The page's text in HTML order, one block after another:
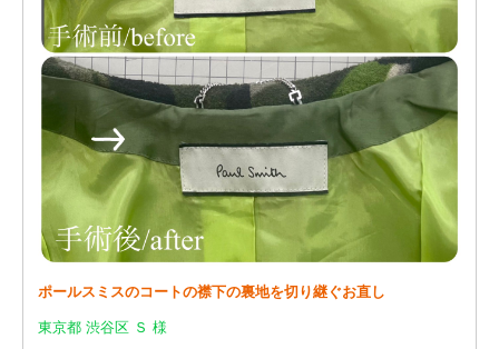
ポールスミスのコートの襟下の裏地を切り継ぐお直し
東京都 渋谷区 Ｓ 様